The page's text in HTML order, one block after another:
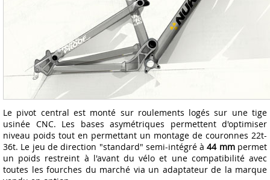
Le pivot central est monté sur roulements logés sur une tige
usinée CNC. Les bases asymétriques permettent d'optimiser
niveau poids tout en permettant un montage de couronnes 22t-
36t. Le jeu de direction "standard" semi-intégré à44 mmpermet
un poids restreint à l'avant du vélo et une compatibilité avec
toutes les fourches du marché via un adaptateur de la marque